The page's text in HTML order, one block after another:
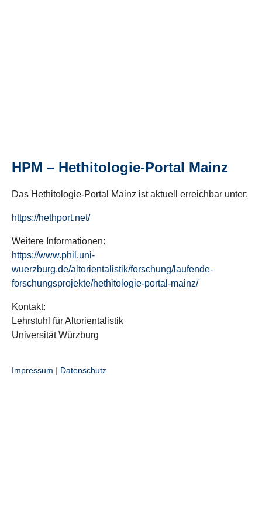
HPM – Hethitologie-Portal Mainz
Das Hethitologie-Portal Mainz ist aktuell erreichbar unter:
https://hethport.net/
Weitere Informationen:
https://www.phil.uni-
wuerzburg.de/altorientalistik/forschung/laufende-
forschungsprojekte/hethitologie-portal-mainz/
Kontakt:
Lehrstuhl für Altorientalistik
Universität Würzburg
Impressum | Datenschutz